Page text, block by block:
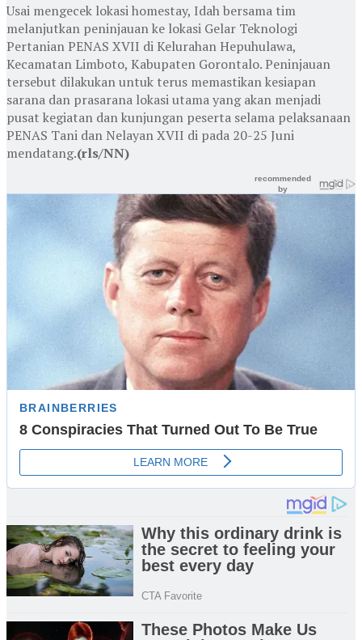
Usai mengecek lokasi homestay, Idah bersama tim
melanjutkan peninjauan ke lokasi Gelar Teknologi
Pertanian PENAS XVII di Kelurahan Hepuhulawa,
Kecamatan Limboto, Kabupaten Gorontalo. Peninjauan
tersebut dilakukan untuk terus memastikan kesiapan
sarana dan prasarana lokasi utama yang akan menjadi
pusat kegiatan dan kunjungan peserta selama pelaksanaan
PENAS Tani dan Nelayan XVII di pada 20-25 Juni
mendatang.(rls/NN)